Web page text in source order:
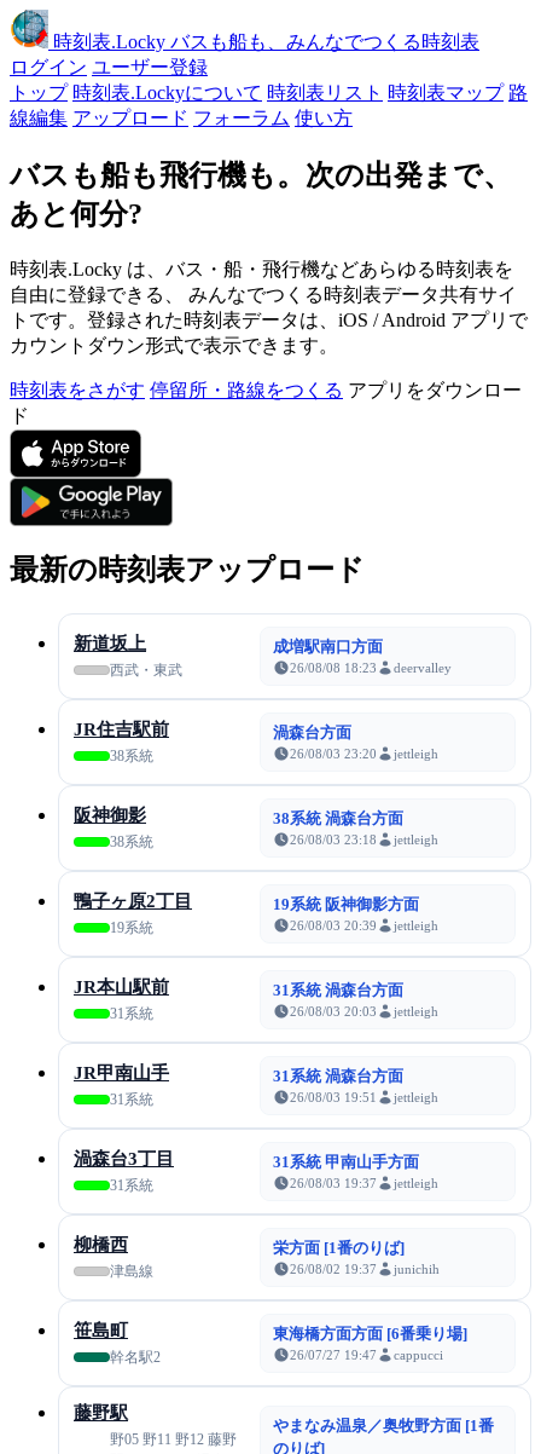
時刻表.Locky バスも船も、みんなでつくる時刻表
ログイン ユーザー登録
トップ 時刻表.Lockyについて 時刻表リスト 時刻表マップ 路
線編集 アップロード フォーラム 使い方
バスも船も飛行機も。次の出発まで、
あと何分?
時刻表.Locky は、バス・船・飛行機などあらゆる時刻表を
自由に登録できる、 みんなでつくる時刻表データ共有サイ
トです。登録された時刻表データは、iOS / Android アプリで
カウントダウン形式で表示できます。
時刻表をさがす 停留所・路線をつくる アプリをダウンロー
ド
最新の時刻表アップロード
新道坂上
西武・東武
成増駅南口方面
26/08/08 18:23 deervalley
JR住吉駅前
38系統
渦森台方面
26/08/03 23:20 jettleigh
阪神御影
38系統
38系統 渦森台方面
26/08/03 23:18 jettleigh
鴨子ヶ原2丁目
19系統
19系統 阪神御影方面
26/08/03 20:39 jettleigh
JR本山駅前
31系統
31系統 渦森台方面
26/08/03 20:03 jettleigh
JR甲南山手
31系統
31系統 渦森台方面
26/08/03 19:51 jettleigh
渦森台3丁目
31系統
31系統 甲南山手方面
26/08/03 19:37 jettleigh
柳橋西
津島線
栄方面 [1番のりば]
26/08/02 19:37 junichih
笹島町
幹名駅2
東海橋方面方面 [6番乗り場]
26/07/27 19:47 cappucci
藤野駅
野05 野11 野12 藤野
やまなみ温泉／奥牧野方面 [1番
のりば]